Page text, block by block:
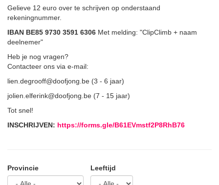
Gelieve 12 euro over te schrijven op onderstaand
rekeningnummer.
IBAN BE85 9730 3591 6306 Met melding: "ClipClimb + naam
deelnemer"
Heb je nog vragen?
Contacteer ons via e-mail:
lien.degrooff@doofjong.be (3 - 6 jaar)
jolien.elferink@doofjong.be (7 - 15 jaar)
Tot snel!
INSCHRIJVEN: https://forms.gle/B61EVmstf2P8RhB76
Provincie Leeftijd